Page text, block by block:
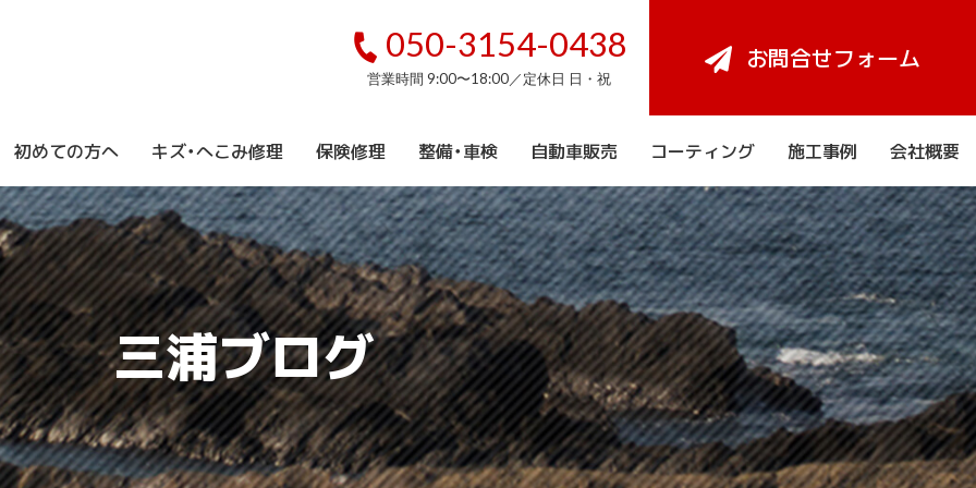
050-3154-0438
営業時間 9:00〜18:00／定休日 日・祝
お問合せフォーム
初めての方へ キズ・へこみ修理 保険修理 整備・車検 自動車販売 コーティング 施工事例 会社概要
三浦ブログ